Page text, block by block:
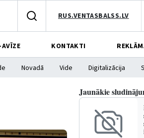
RUS.VENTASBALSS.LV
AVĪZE KONTAKTI
Novadā Vide Digitalizācija
Jaunākie